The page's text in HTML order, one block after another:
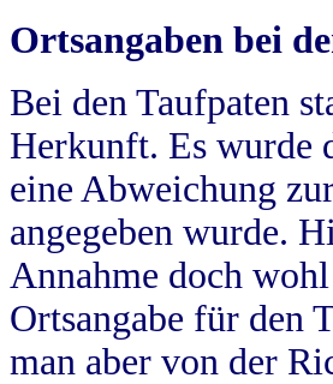
Ortsangaben bei
Bei den Taufpaten
Herkunft. Es wurde
eine Abweichung
angegeben wurde.
Annahme doch
Ortsangabe für den
man aber von der